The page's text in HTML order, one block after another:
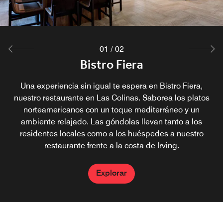
Bistro Fiera
Una experiencia sin igual te espera en Bistro Fiera,
nuestro restaurante en Las Colinas. Saborea los platos
norteamericanos con un toque mediterráneo y un
ambiente relajado. Las góndolas llevan tanto a los
residentes locales como a los huéspedes a nuestro
restaurante frente a la costa de Irving.
Explorar
Explorar
01 / 02